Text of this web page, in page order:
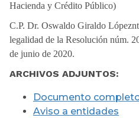
Hacienda y Crédito Público)
C.P. Dr. Oswaldo Giraldo López
legalidad de la Resolución núm.
de junio de 2020.
ARCHIVOS ADJUNTOS:
Documento
Aviso a entidades